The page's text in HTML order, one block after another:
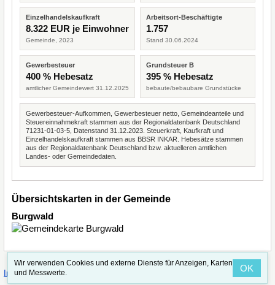
Einzelhandelskaufkraft
8.322 EUR je Einwohner
Gemeinde, 2023
Arbeitsort-Beschäftigte
1.757
Stand 30.06.2024
Gewerbesteuer
400 % Hebesatz
amtlicher Gemeindewert 31.12.2025
Grundsteuer B
395 % Hebesatz
bebaute/bebaubare Grundstücke
Gewerbesteuer-Aufkommen, Gewerbesteuer netto, Gemeindeanteile und
Steuereinnahmekraft stammen aus der Regionaldatenbank Deutschland
71231-01-03-5, Datenstand 31.12.2023. Steuerkraft, Kaufkraft und
Einzelhandelskaufkraft stammen aus BBSR INKAR. Hebesätze stammen
aus der Regionaldatenbank Deutschland bzw. aktuelleren amtlichen
Landes- oder Gemeindedaten.
Übersichtskarten in der Gemeinde
Burgwald
Impressum·Straßenindex
Wir verwenden Cookies und externe Dienste für Anzeigen, Karten
und Messwerte.
OK